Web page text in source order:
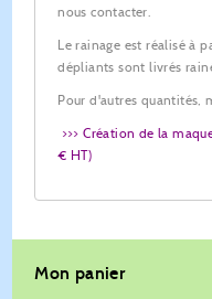
nous contacter.
Le rainage est réalisé à
dépliants sont livrés
Pour d'autres quantités,
>>> Création de la
€ HT)
Mon panier